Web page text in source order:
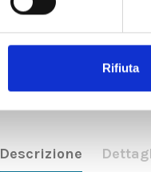
Rifiuta
Descrizione